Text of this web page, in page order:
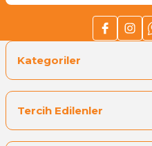
Kuvars Cam
Kategoriler
Tercih Edilenler